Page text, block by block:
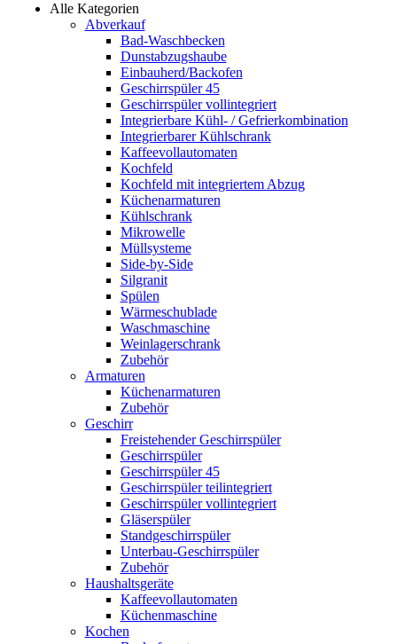
Alle Kategorien
Abverkauf
Bad-Waschbecken
Dunstabzugshaube
Einbauherd/Backofen
Geschirrspüler 45
Geschirrspüler vollintegriert
Integrierbare Kühl- / Gefrierkombination
Integrierbarer Kühlschrank
Kaffeevollautomaten
Kochfeld
Kochfeld mit integriertem Abzug
Küchenarmaturen
Kühlschrank
Mikrowelle
Müllsysteme
Side-by-Side
Silgranit
Spülen
Wärmeschublade
Waschmaschine
Weinlagerschrank
Zubehör
Armaturen
Küchenarmaturen
Zubehör
Geschirr
Freistehender Geschirrspüler
Geschirrspüler
Geschirrspüler 45
Geschirrspüler teilintegriert
Geschirrspüler vollintegriert
Gläserspüler
Standgeschirrspüler
Unterbau-Geschirrspüler
Zubehör
Haushaltsgeräte
Kaffeevollautomaten
Küchenmaschine
Kochen